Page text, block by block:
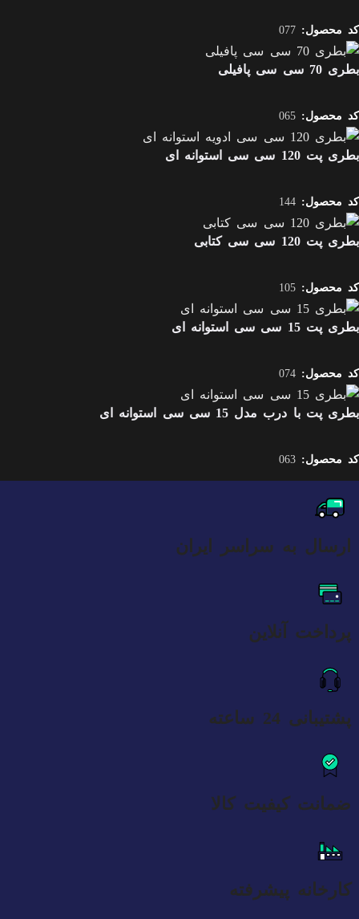
کد محصول: 077
بطری 70 سی سی پافیلی
کد محصول: 065
بطری پت 120 سی سی استوانه ای
کد محصول: 144
بطری پت 120 سی سی کتابی
کد محصول: 105
بطری پت 15 سی‌ سی استوانه ای
کد محصول: 074
بطری پت با درب مدل 15 سی سی استوانه ای
کد محصول: 063
ارسال به سراسر ایران
پرداخت آنلاین
پشتیبانی 24 ساعته
ضمانت کیفیت کالا
کارخانه پیشرفته